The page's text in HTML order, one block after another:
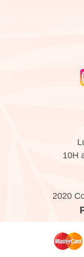
10H
2020